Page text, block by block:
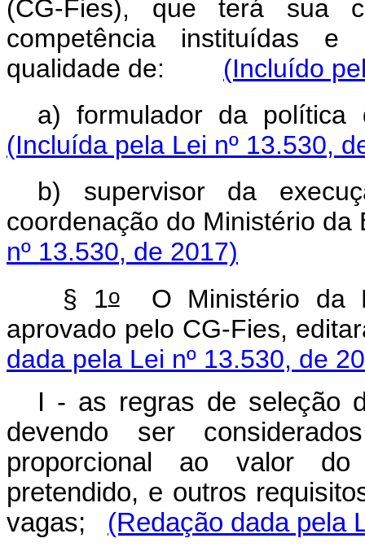
(CG-Fies), que terá sua
competência instituídas e
qualidade de: (Incluído
a) formulador da
(Incluída pela Lei nº 13.530,
b) supervisor da
coordenação do Ministério
nº 13.530, de 2017)
§ 1oO Ministério da
aprovado pelo CG-Fies,
dada pela Lei nº 13.530, de
I - as regras de seleção
devendo ser
proporcional ao valor
pretendido, e outros
vagas; (Redação dada pela